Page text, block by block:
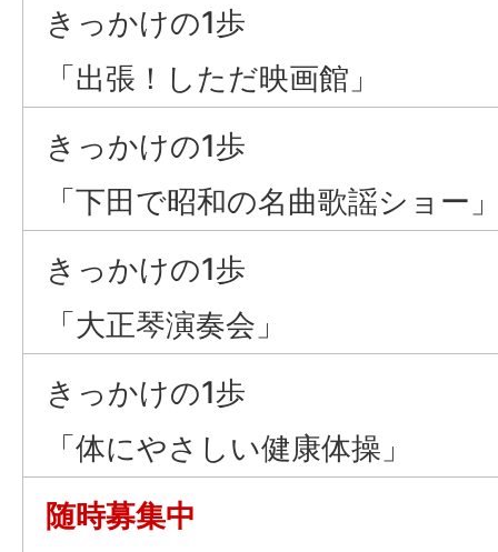
きっかけの1歩
「出張！しただ映画館」
きっかけの1歩
「下田で昭和の名曲歌謡ショー
きっかけの1歩
「大正琴演奏会」
きっかけの1歩
「体にやさしい健康体操」
随時募集中